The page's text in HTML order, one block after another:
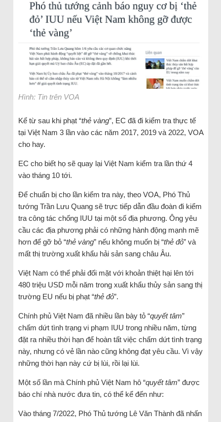
Hình: Tin trên VOA
Kể từ sau khi phạt “thẻ vàng”, EC đã đi kiểm tra thực tế
tại Việt Nam 3 lần vào các năm 2017, 2019 và 2022, VOA
cho hay.
EC cho biết họ sẽ quay lại Việt Nam kiểm tra lần thứ 4
vào tháng 10 tới.
Để chuẩn bị cho lần kiểm tra này, theo VOA, Phó Thủ
tướng Trần Lưu Quang sẽ trực tiếp dẫn đầu đoàn đi kiểm
tra công tác chống IUU tại một số địa phương. Ông yêu
cầu các địa phương phải có những hành động mạnh mẽ
hơn để gỡ bỏ “thẻ vàng” nếu không muốn bị “thẻ đỏ” và
mất thị trường xuất khẩu hải sản sang châu Âu.
Việt Nam có thể phải đối mặt với khoản thiệt hại lên tới
480 triệu USD mỗi năm trong xuất khẩu thủy sản sang thị
trường EU nếu bị phạt “thẻ đỏ”.
Chính phủ Việt Nam đã nhiều lần bày tỏ “quyết tâm”
chấm dứt tình trạng vi phạm IUU trong nhiều năm, từng
đặt ra nhiều thời hạn để hoàn tất việc chấm dứt tình trạng
này, nhưng có vẻ lần nào cũng không đạt yêu cầu. Vì vậy
những thời hạn này cứ bị lùi, rồi lại lùi.
Một số lần mà Chính phủ Việt Nam hô “quyết tâm” được
báo chí nhà nước đưa tin, có thể kể đến như:
Vào tháng 7/2022, Phó Thủ tướng Lê Văn Thành đã nhấn